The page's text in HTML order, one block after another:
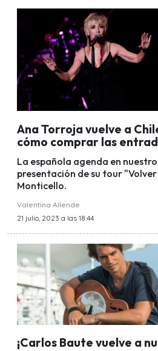
Ana Torroja vuelve a
cómo comprar las
La española agenda en
presentación de su tour
Monticello.
Valentina Allende
21 julio, 2023 a las 18:44
¡Carlos Baute vuelve a